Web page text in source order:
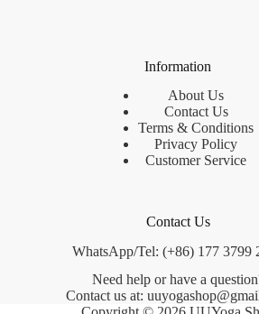
Information
About Us
Contact Us
Terms & Conditions
Privacy Policy
Customer Service
Contact Us
WhatsApp/Tel: (+86) 177 3799
Need help or have a
Contact us at: